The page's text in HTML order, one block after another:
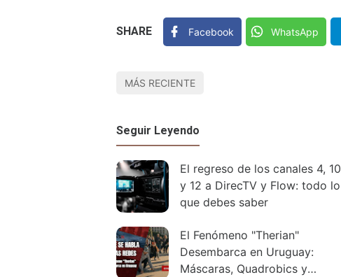
SHARE Facebook WhatsApp
MÁS RECIENTE
Seguir Leyendo
El regreso de los canales 4, 10
y 12 a DirecTV y Flow: todo lo
que debes saber
El Fenómeno "Therian"
Desembarca en Uruguay:
Máscaras, Quadrobics y